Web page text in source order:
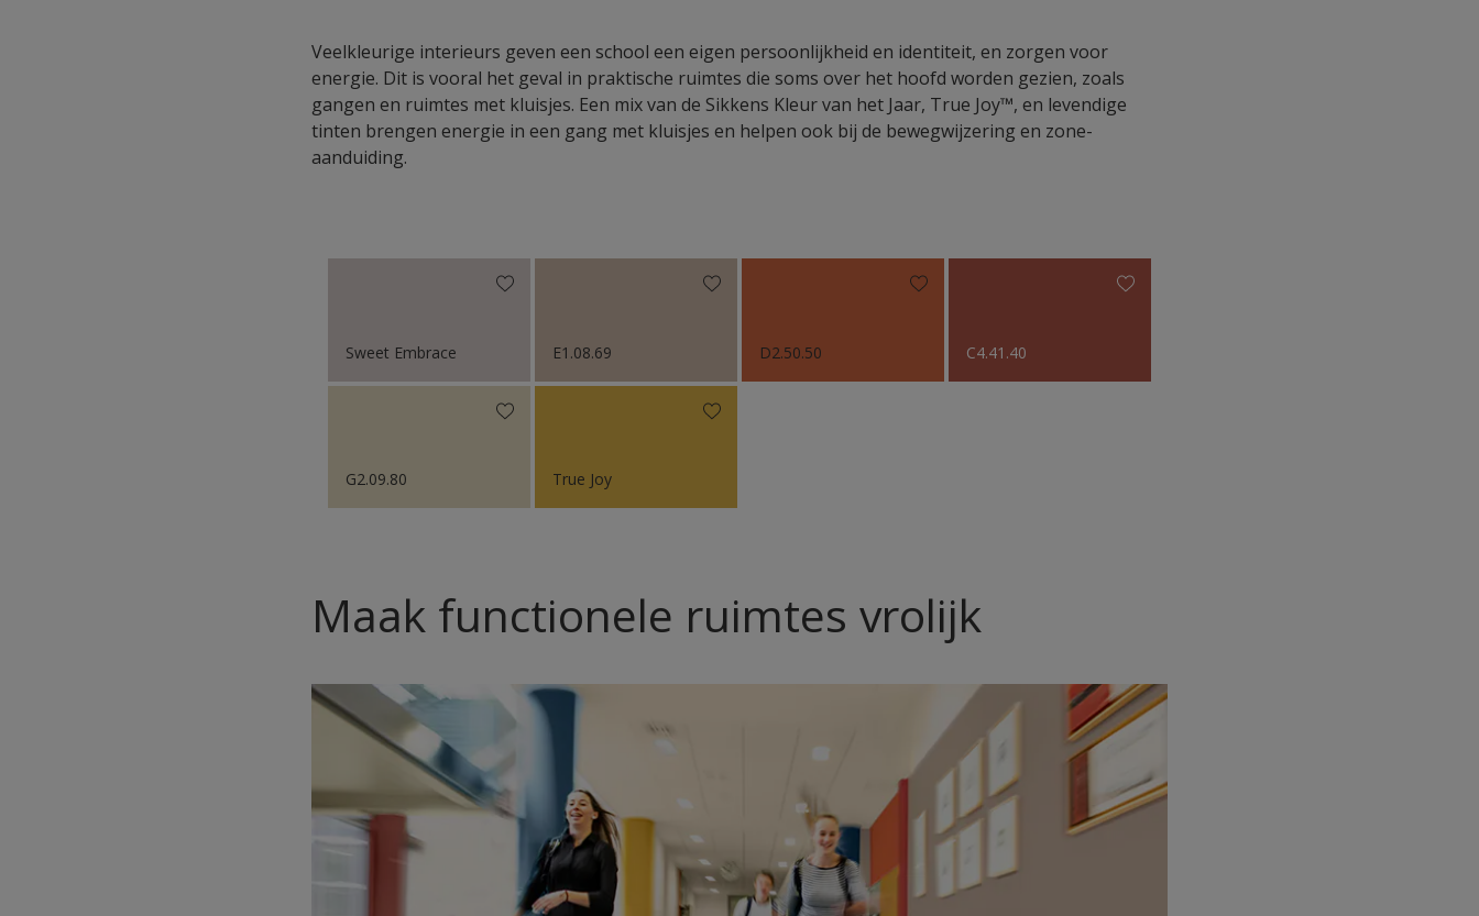
Veelkleurige interieurs geven een school een eigen persoonlijkheid en identiteit, en zorgen voor
energie. Dit is vooral het geval in praktische ruimtes die soms over het hoofd worden gezien, zoals
gangen en ruimtes met kluisjes. Een mix van de Sikkens Kleur van het Jaar, True Joy™, en levendige
tinten brengen energie in een gang met kluisjes en helpen ook bij de bewegwijzering en zone-
aanduiding.
Sweet Embrace E1.08.69 D2.50.50 C4.41.40
G2.09.80 True Joy
Maak functionele ruimtes vrolijk